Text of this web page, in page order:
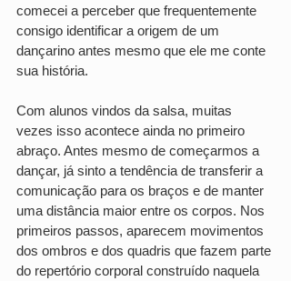
comecei a perceber que frequentemente
consigo identificar a origem de um
dançarino antes mesmo que ele me conte
sua história.
Com alunos vindos da salsa, muitas
vezes isso acontece ainda no primeiro
abraço. Antes mesmo de começarmos a
dançar, já sinto a tendência de transferir a
comunicação para os braços e de manter
uma distância maior entre os corpos. Nos
primeiros passos, aparecem movimentos
dos ombros e dos quadris que fazem parte
do repertório corporal construído naquela